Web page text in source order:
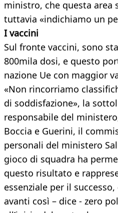
ministro, che questa area
tuttavia «indichiamo un
I vaccini
Sul fronte vaccini, sono
800mila dosi, e questo
nazione Ue con maggior
«Non rincorriamo
di soddisfazione», la
responsabile del
Boccia e Guerini, il
personali del ministero
gioco di squadra ha
questo risultato e
essenziale per il
avanti così – dice - zero